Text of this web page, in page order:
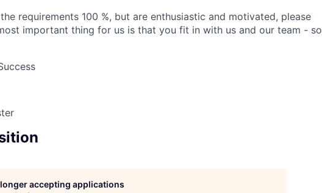
requirements 100 %, but are enthusiastic and motivated, please
important thing for us is that you fit in with us and our team - so
accepting applications